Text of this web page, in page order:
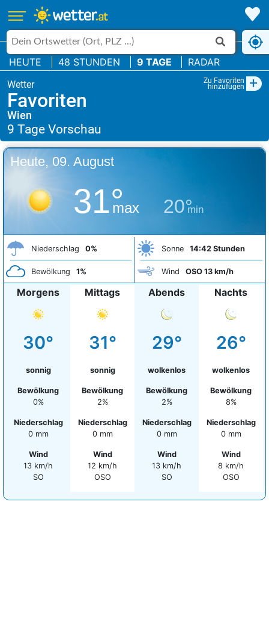
HEUTE 48 STUNDEN 9 TAGE RADAR
Zu Favoriten
hinzufügen +
Favoriten
Wien
Heute, 09. August
31°
max 20°
min
Niederschlag 0%
Bewölkung 1%
Sonne 14:42 Stunden
Wind OSO 13 km/h
Morgens
30°
sonnig
Bewölkung
0%
Niederschlag
0 mm
Wind
13 km/h
SO
Mittags
31°
sonnig
Bewölkung
2%
Niederschlag
0 mm
Wind
12 km/h
OSO
Abends
29°
wolkenlos
Bewölkung
2%
Niederschlag
0 mm
Wind
13 km/h
SO
Nachts
26°
wolkenlos
Bewölkung
8%
Niederschlag
0 mm
Wind
8 km/h
OSO